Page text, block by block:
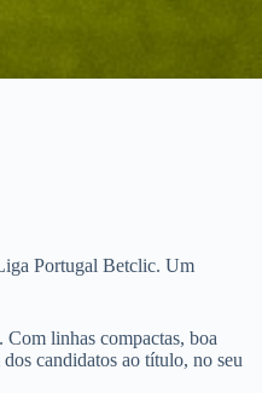
Portugal Betclic. Um
linhas compactas, boa
candidatos ao título, no seu